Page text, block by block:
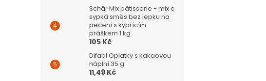
Schär Mix pâtisserie - mix c
sypká směs bez lepku na
pečení s kypřícím
práškem 1 kg
105 Kč
Difabi Oplatky s kakaovou
náplní 35 g
11,49 Kč